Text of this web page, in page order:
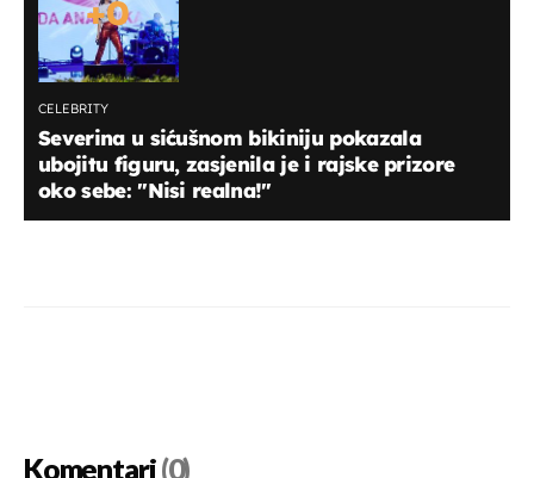
+0
CELEBRITY
Severina u sićušnom bikiniju pokazala
ubojitu figuru, zasjenila je i rajske prizore
oko sebe: "Nisi realna!"
Komentari(0)